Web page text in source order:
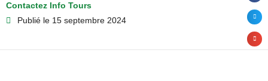
Contactez Info Tours
Publié le 15 septembre 2024